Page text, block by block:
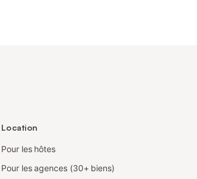
Location
Pour les hôtes
Pour les agences (30+ biens)